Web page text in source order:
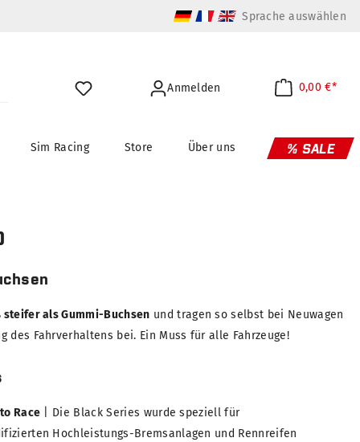
Sprache auswählen
Anmelden 0,00 €*
Sim Racing Store Über uns % SALE
steifer als Gummi-Buchsen und tragen so selbst bei Neuwagen
des Fahrverhaltens bei. Ein Muss für alle Fahrzeuge!
Race | Die Black Series wurde speziell für
Hochleistungs-Bremsanlagen und Rennreifen